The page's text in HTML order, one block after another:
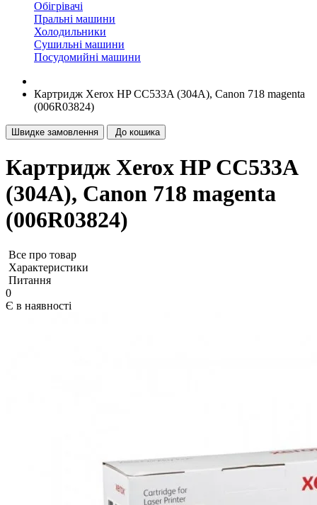
Обігрівачі
Пральні машини
Холодильники
Сушильні машини
Посудомийні машини
Картридж Xerox HP CC533A (304A), Canon 718 magenta
(006R03824)
Швидке замовлення До кошика
Картридж Xerox HP CC533A
(304A), Canon 718 magenta
(006R03824)
Все про товар
Характеристики
Питання
0
Є в наявності